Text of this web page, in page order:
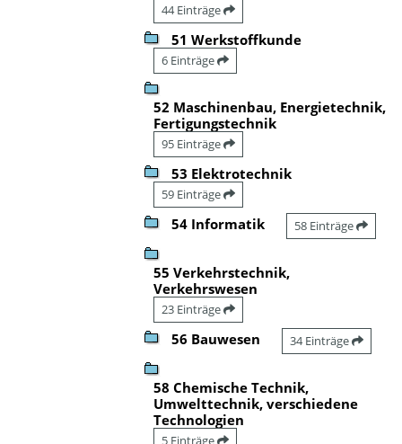
44 Einträge
51 Werkstoffkunde
6 Einträge
52 Maschinenbau, Energietechnik,
Fertigungstechnik
95 Einträge
53 Elektrotechnik
59 Einträge
54 Informatik 58 Einträge
55 Verkehrstechnik,
Verkehrswesen
23 Einträge
56 Bauwesen 34 Einträge
58 Chemische Technik,
Umwelttechnik, verschiedene
Technologien
5 Einträge